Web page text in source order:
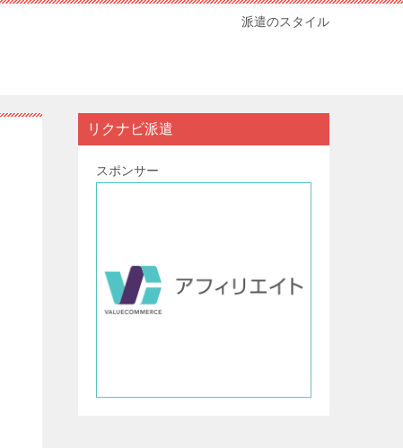
派遣のスタイル
リクナビ派遣
スポンサー